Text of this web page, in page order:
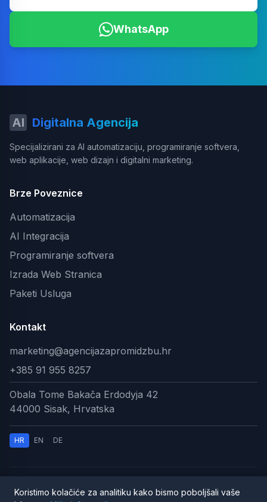
WhatsApp
AI Digitalna Agencija
Specijalizirani za AI automatizaciju, programiranje softvera,
web aplikacije, web dizajn i digitalni marketing.
Brze Poveznice
Automatizacija
AI Integracija
Programiranje softvera
Izrada Web Stranica
Paketi Usluga
Kontakt
marketing@agencijazapromidzbu.hr
+385 91 955 8257
Obala Tome Bakača Erdodyja 42
44000 Sisak, Hrvatska
HR EN DE
© 2026 AI Digitalna Agencija. Sva prava pridržana.
Koristimo kolačiće za analitiku kako bismo poboljšali vaše